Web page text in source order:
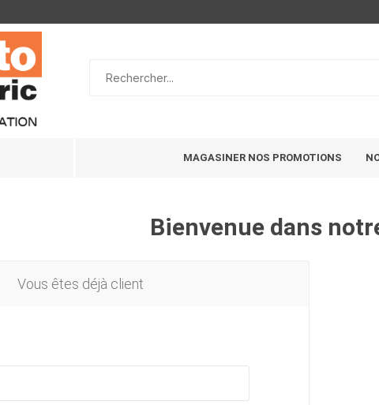
MAGASINER NOS PROMOTIONS
Bienvenue dans
Vous êtes déjà client